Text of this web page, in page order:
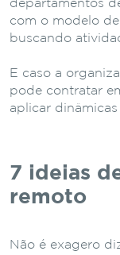
departamentos
com o modelo
buscando
E caso a
pode contratar
aplicar
7 ideias
remoto
Não é exagero